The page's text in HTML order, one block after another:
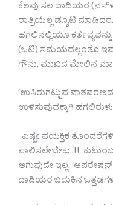
ಕೆಲವು ಸಲ ದಾದಿಯರ
ರಾತ್ರಿಯೆಲ್ಲ ಡ್ಯೂಟಿ
ಹಗಲಿನಲ್ಲಿಯೂ
(ಒಟಿ) ಸಮಯದಲ್ಲಂತೂ ಇವರ
ಗೌನು, ಮುಖದ ಮೇಲಿನ
‘ಉಸಿರುಗಟ್ಟುವ
ಉಳಿಸುವುದಕ್ಕಾಗಿ
ಎಷ್ಟೇ ವಯಕ್ತಿಕ
ಪಾಲಿಸಲೇಬೇಕು..!!
ಆಗುವುದೇ ಇಲ್ಲ.
ದಾದಿಯರ ಬದುಕಿನ